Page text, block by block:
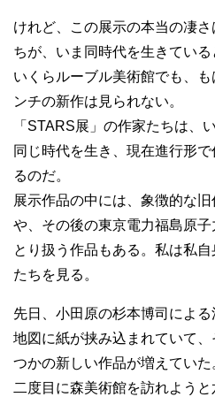
けれど、この展示の本当の凄
ちが、いま同時代を生きている
いくらルーブル美術館でも、
ンチの新作は見られない。
「STARS展」の作家たちは、
同じ時代を生き、現在進行形
るのだ。
展示作品の中には、象徴的な
や、その後の東京電力福島原
とり扱う作品もある。私は私
たちを見る。
先日、小田原の杉本博司による
地図に紙が挟み込まれていて
つかの新しい作品が増えていた
二度目に森美術館を訪れようと